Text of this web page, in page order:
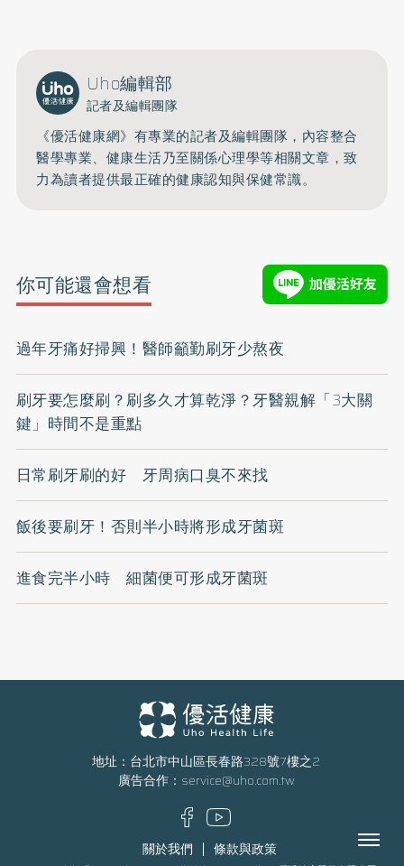
Uho編輯部
記者及編輯團隊
《優活健康網》有專業的記者及編輯團隊，內容整合
醫學專業、健康生活乃至關係心理學等相關文章，致
力為讀者提供最正確的健康認知與保健常識。
你可能還會想看
過年牙痛好掃興！醫師籲勤刷牙少熬夜
刷牙要怎麼刷？刷多久才算乾淨？牙醫親解「3大關
鍵」時間不是重點
日常刷牙刷的好 牙周病口臭不來找
飯後要刷牙！否則半小時將形成牙菌斑
進食完半小時 細菌便可形成牙菌斑
地址：台北市中山區長春路328號7樓之2
廣告合作： service@uho.com.tw
關於我們 條款與政策 Menu